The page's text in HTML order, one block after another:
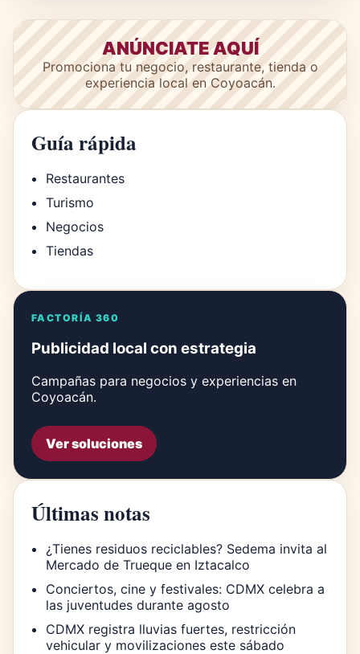
ANÚNCIATE AQUÍ
Promociona tu negocio, restaurante, tienda o
experiencia local en Coyoacán.
Guía rápida
Restaurantes
Turismo
Negocios
Tiendas
FACTORÍA 360
Publicidad local con estrategia
Campañas para negocios y experiencias en
Coyoacán.
Ver soluciones
Últimas notas
¿Tienes residuos reciclables? Sedema invita al
Mercado de Trueque en Iztacalco
Conciertos, cine y festivales: CDMX celebra a
las juventudes durante agosto
CDMX registra lluvias fuertes, restricción
vehicular y movilizaciones este sábado